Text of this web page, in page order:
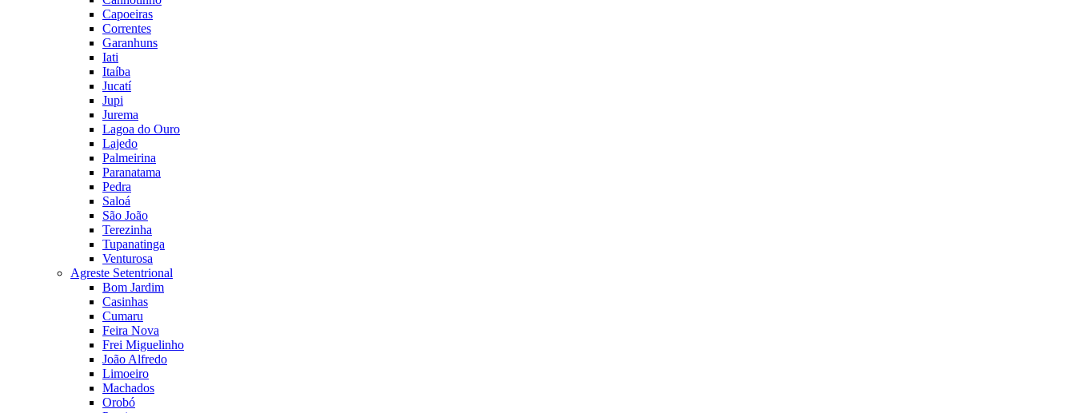
Capoeiras
Correntes
Garanhuns
Iati
Itaíba
Jucatí
Jupi
Jurema
Lagoa do Ouro
Lajedo
Palmeirina
Paranatama
Pedra
Saloá
São João
Terezinha
Tupanatinga
Venturosa
Agreste Setentrional
Bom Jardim
Casinhas
Cumaru
Feira Nova
Frei Miguelinho
João Alfredo
Limoeiro
Machados
Orobó